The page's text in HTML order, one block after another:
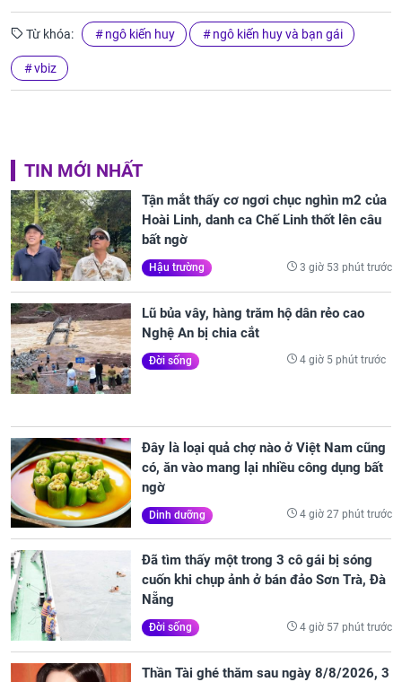
Từ khóa: ngô kiến huy ngô kiến huy và bạn gái
vbiz
TIN MỚI NHẤT
Tận mắt thấy cơ ngơi chục nghìn m2 của
Hoài Linh, danh ca Chế Linh thốt lên câu
bất ngờ
Hậu trường 3 giờ 53 phút trước
Lũ bủa vây, hàng trăm hộ dân rẻo cao
Nghệ An bị chia cắt
Đời sống 4 giờ 5 phút trước
Đây là loại quả chợ nào ở Việt Nam cũng
có, ăn vào mang lại nhiều công dụng bất
ngờ
Dinh dưỡng 4 giờ 27 phút trước
Đã tìm thấy một trong 3 cô gái bị sóng
cuốn khi chụp ảnh ở bán đảo Sơn Trà, Đà
Nẵng
Đời sống 4 giờ 57 phút trước
Thần Tài ghé thăm sau ngày 8/8/2026, 3